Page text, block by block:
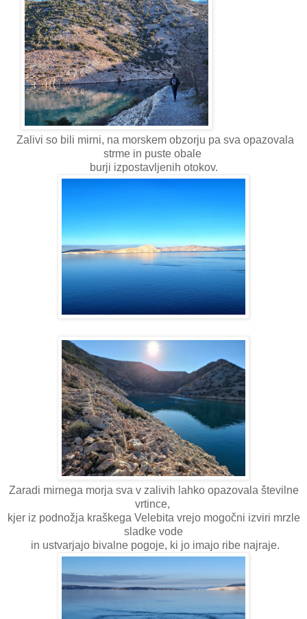
Zalivi so bili mirni, na morskem obzorju pa sva opazovala
strme in puste obale
burji izpostavljenih otokov.
Zaradi mirnega morja sva v zalivih lahko opazovala številne
vrtince,
kjer iz podnožja kraškega Velebita vrejo mogočni izviri mrzle
sladke vode
in ustvarjajo bivalne pogoje, ki jo imajo ribe najraje.